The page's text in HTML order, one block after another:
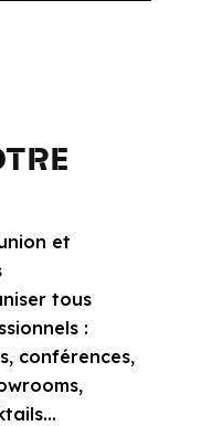
et
tous
:
conférences,